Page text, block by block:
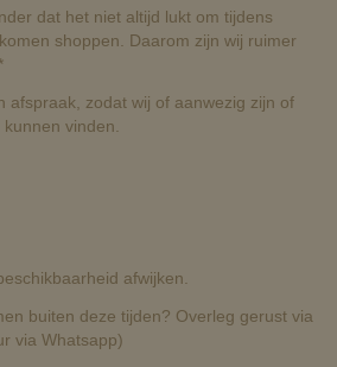
dat het niet altijd lukt om tijdens
shoppen. Daarom zijn wij ruimer
afspraak, zodat wij of aanwezig zijn of
vinden.
afwijken.
buiten deze tijden? Overleg gerust via
via Whatsapp)